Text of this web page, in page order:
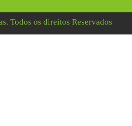
Todos os direitos Reservados